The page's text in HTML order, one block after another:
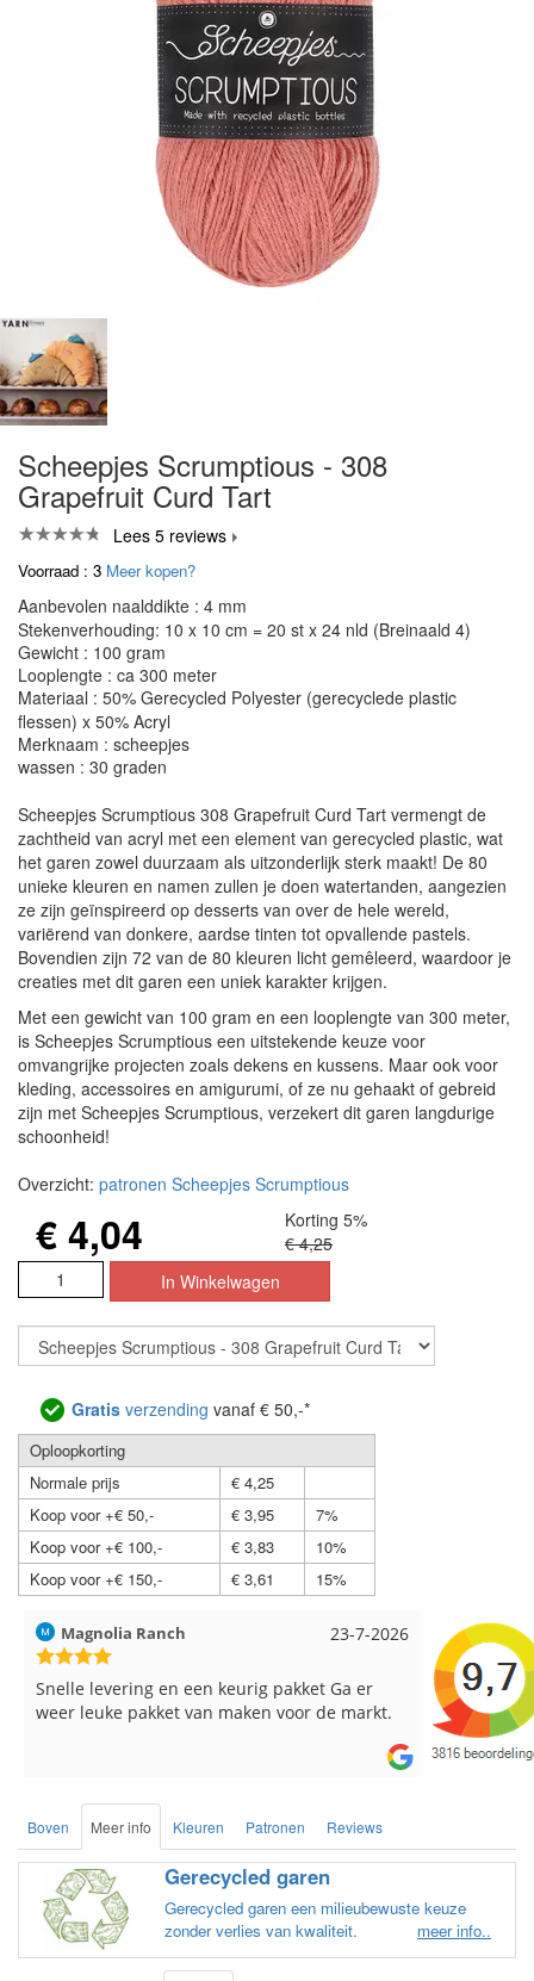
Scheepjes Scrumptious - 308
Grapefruit Curd Tart
Lees 5 reviews
Voorraad : 3 Meer kopen?
Aanbevolen naalddikte : 4 mm
Stekenverhouding: 10 x 10 cm = 20 st x 24 nld (Breinaald 4)
Gewicht : 100 gram
Looplengte : ca 300 meter
Materiaal : 50% Gerecycled Polyester (gerecyclede plastic
flessen) x 50% Acryl
Merknaam : scheepjes
wassen : 30 graden
Scheepjes Scrumptious 308 Grapefruit Curd Tart vermengt de
zachtheid van acryl met een element van gerecycled plastic, wat
het garen zowel duurzaam als uitzonderlijk sterk maakt! De 80
unieke kleuren en namen zullen je doen watertanden, aangezien
ze zijn geïnspireerd op desserts van over de hele wereld,
variërend van donkere, aardse tinten tot opvallende pastels.
Bovendien zijn 72 van de 80 kleuren licht gemêleerd, waardoor je
creaties met dit garen een uniek karakter krijgen.
Met een gewicht van 100 gram en een looplengte van 300 meter,
is Scheepjes Scrumptious een uitstekende keuze voor
omvangrijke projecten zoals dekens en kussens. Maar ook voor
kleding, accessoires en amigurumi, of ze nu gehaakt of gebreid
zijn met Scheepjes Scrumptious, verzekert dit garen langdurige
schoonheid!
Overzicht: patronen Scheepjes Scrumptious
€ 4,04
Korting 5%
€ 4,25
Gratis verzending vanaf € 50,-*
Oploopkorting
Normale prijs
€ 4,25
Koop voor +€ 50,-
€ 3,95
7%
Koop voor +€ 100,-
€ 3,83
10%
Koop voor +€ 150,-
€ 3,61 15%
17-7-2026
Hilde uit Loyers
Reeds meerdere keren breigaren en
breinaalden besteld, altijd heel tevreden over
Loes uit
Snelle
Boven Meer info Kleuren Patronen Reviews
Gerecycled garen
Gerecycled garen een milieubewuste keuze
zonder verlies van kwaliteit.
meer info..